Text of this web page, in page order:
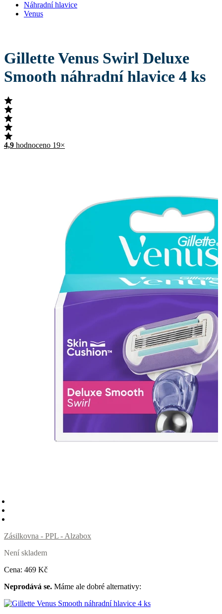
Náhradní hlavice
Venus
Gillette Venus Swirl Deluxe
Smooth náhradní hlavice 4 ks
4,9 hodnoceno 19×
Zásilkovna - PPL - Alzabox
Není skladem
Cena: 469 Kč
Neprodává se. Máme ale dobré alternativy: